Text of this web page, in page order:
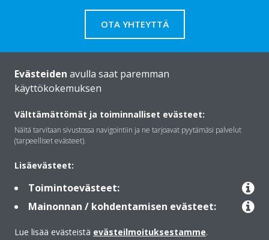
OTA YHTEYTTÄ
Daikinista
Ratkaisut
Yhteystiedot
Lämpöpumput
Evästeiden avulla saat paremman
käyttökokemuksen
Välttämättömät ja toiminnalliset evästeet:
Näitä tarvitaan sivustossa navigointiin ja ne tarjoavat pyytämäsi palvelut
(tarpeelliset evästeet).
Lisäevästeet:
Toimintoevästeet:
Mainonnan / kohdentamisen evästeet:
Lue lisää evästeistä evästeilmoituksestamme.